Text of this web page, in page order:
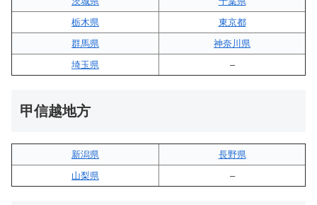
栃木県
東京都
群馬県
神奈川県
埼玉県
–
甲信越地方
新潟県
長野県
山梨県
–